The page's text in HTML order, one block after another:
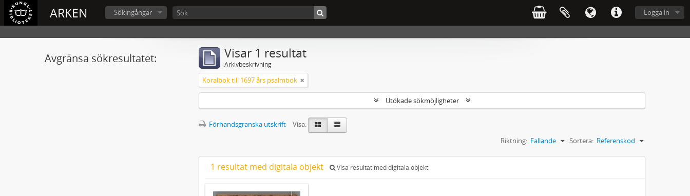
ARKEN Logga in
Sökingångar
Avgränsa sökresultatet: Visar 1 resultat
Arkivbeskrivning
Koralbok till 1697 års psalmbok
Utökade sökmöjligheter
Förhandsgranska utskrift
Visa:
Sortera: Referenskod
Riktning: Fallande
1 resultat med digitala objekt Visa resultat med digitala objekt